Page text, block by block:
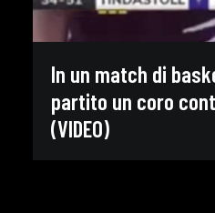
In un match di
partito un coro
(VIDEO)